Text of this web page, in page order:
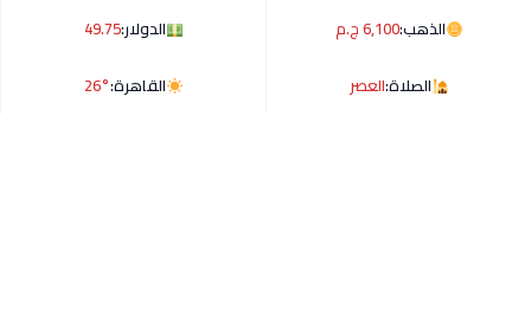
الذهب:6,100 ج.م الدولار:49.75
الصلاة:العصر القاهرة:26°